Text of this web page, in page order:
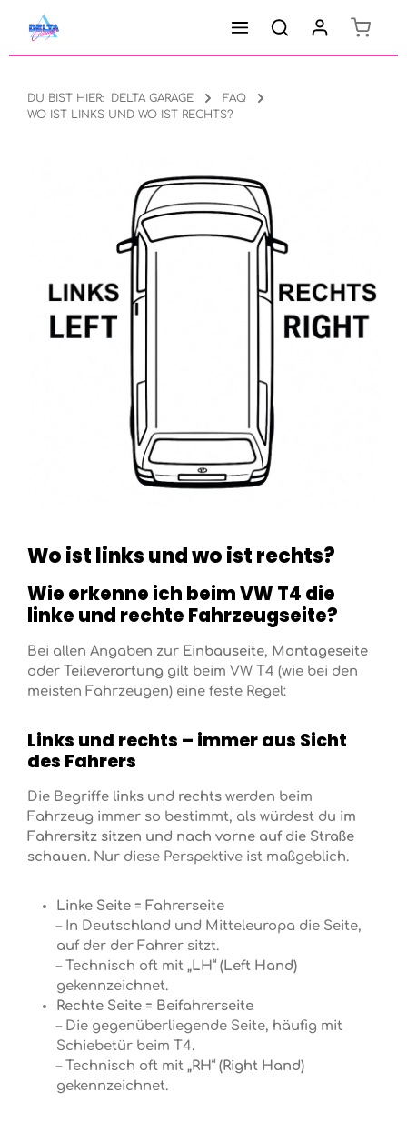
Zum Hauptinhalt springen
DU BIST HIER: DELTA GARAGE
FAQ
WO IST LINKS UND WO IST RECHTS?
Wo ist links und wo ist rechts?
Wie erkenne ich beim VW T4 die
linke und rechte Fahrzeugseite?
Bei allen Angaben zur Einbauseite, Montageseite
oder Teileverortung gilt beim VW T4 (wie bei den
meisten Fahrzeugen) eine feste Regel:
Links und rechts – immer aus Sicht
des Fahrers
Die Begriffe links und rechts werden beim
Fahrzeug immer so bestimmt, als würdest du im
Fahrersitz sitzen und nach vorne auf die Straße
schauen. Nur diese Perspektive ist maßgeblich.
Linke Seite = Fahrerseite
– In Deutschland und Mitteleuropa die Seite,
auf der der Fahrer sitzt.
– Technisch oft mit „LH“ (Left Hand)
gekennzeichnet.
Rechte Seite = Beifahrerseite
– Die gegenüberliegende Seite, häufig mit
Schiebetür beim T4.
– Technisch oft mit „RH“ (Right Hand)
gekennzeichnet.